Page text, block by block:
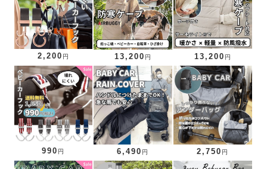
2,200 円 13,200 円 13,200 円
990 円 6,490 円 2,750 円